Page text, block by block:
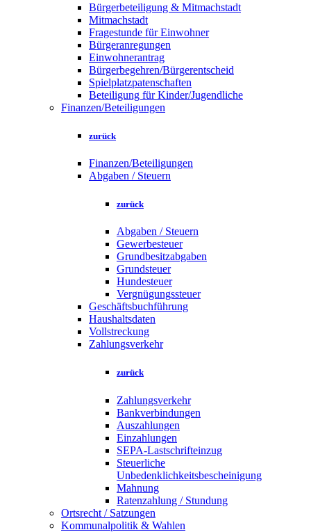
Bürgerbeteiligung & Mitmachstadt
Mitmachstadt
Fragestunde für Einwohner
Bürgeranregungen
Einwohnerantrag
Bürgerbegehren/Bürgerentscheid
Spielplatzpatenschaften
Beteiligung für Kinder/Jugendliche
Finanzen/Beteiligungen
zurück
Finanzen/Beteiligungen
Abgaben / Steuern
zurück
Abgaben / Steuern
Gewerbesteuer
Grundbesitzabgaben
Grundsteuer
Hundesteuer
Vergnügungssteuer
Geschäftsbuchführung
Haushaltsdaten
Vollstreckung
Zahlungsverkehr
zurück
Zahlungsverkehr
Bankverbindungen
Auszahlungen
Einzahlungen
SEPA-Lastschrifteinzug
Steuerliche
Unbedenklichkeitsbescheinigung
Mahnung
Ratenzahlung / Stundung
Ortsrecht / Satzungen
Kommunalpolitik & Wahlen